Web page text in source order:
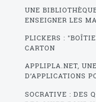
UNE
ENSEIGNER LES
PLICKERS :
CARTON
APPLIPLA.NET,
D’APPLICATIONS
SOCRATIVE : DES